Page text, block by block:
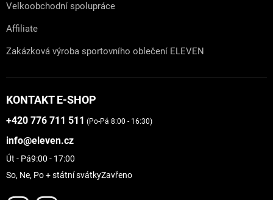
Velkoobchodní spolupráce
Affiliate
Zakázková výroba sportovního oblečení ELEVEN
KONTAKT E-SHOP
+420 776 711 511 (Po-Pá 8:00 - 16:30)
info@eleven.cz
Út - Pá9:00 - 17:00
So, Ne, Po + státní svátkyZavřeno